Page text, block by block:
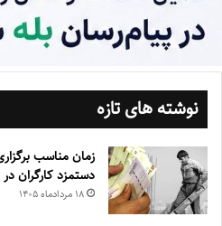
نوشته های تازه
زمان مناسب
دستمزد کارگران
۱۸ مرداد‌ماه ۱۴۰۵